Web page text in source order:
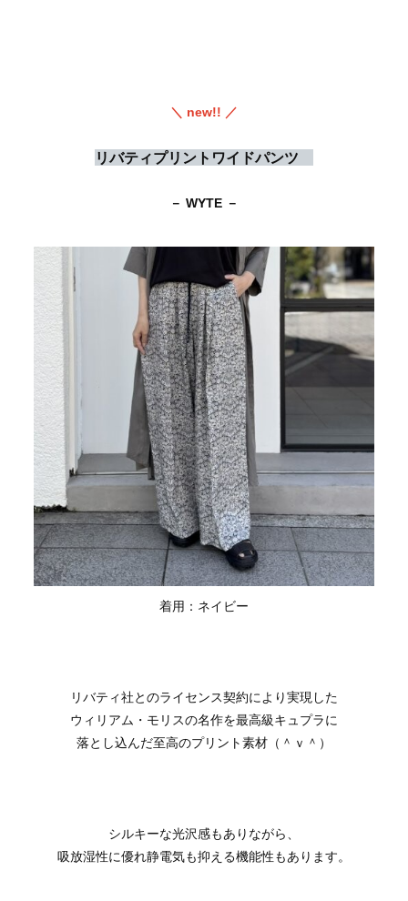
＼ new!! ／
リバティプリントワイドパンツ
－ WYTE －
着用：ネイビー
リバティ社とのライセンス契約により実現した
ウィリアム・モリスの名作を最高級キュプラに
落とし込んだ至高のプリント素材（＾ｖ＾）
シルキーな光沢感もありながら、
吸放湿性に優れ静電気も抑える機能性もあります。